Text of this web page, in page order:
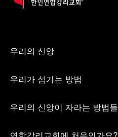
우리의 신앙
우리가 섬기는 방법
우리의 신앙이 자라는 방법들